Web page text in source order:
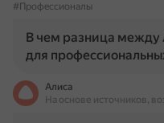
#Профессионалы
В чем разница между
для
Алиса
На основе источников,